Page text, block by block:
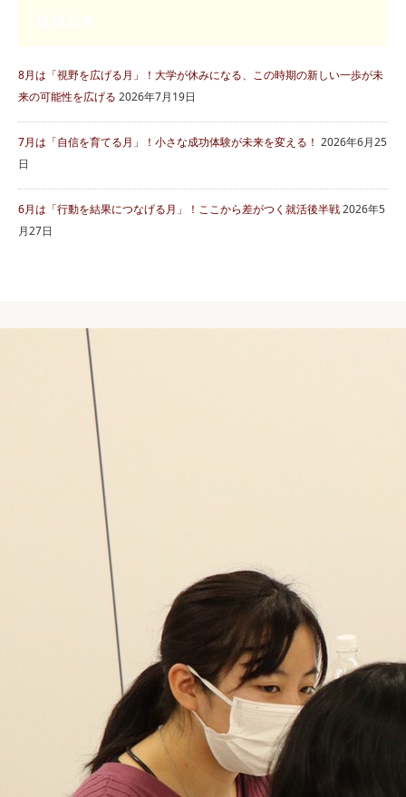
8月は「視野を広げる月」！大学が休みになる、この時期の新しい一歩が未
来の可能性を広げる 2026年7月19日
7月は「自信を育てる月」！小さな成功体験が未来を変える！ 2026年6月25
日
6月は「行動を結果につなげる月」！ここから差がつく就活後半戦2026年5
月27日